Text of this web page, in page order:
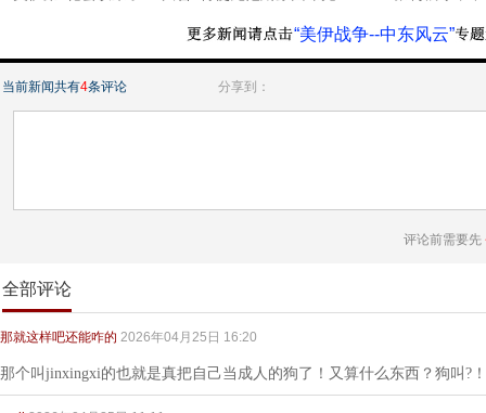
“美伊战争--中东风云”
当前新闻共有4条评论 分享到：
评论前需要先
全部评论
那就这样吧还能咋的 2026年04月25日 16:20
那个叫jinxingxi的也就是真把自己当成人的狗了！又算什么东西？狗叫?